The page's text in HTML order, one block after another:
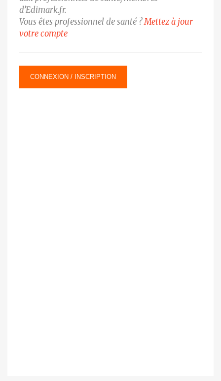
d’Edimark.fr.
Vous êtes professionnel de santé ?Mettez à jour
votre compte
CONNEXION / INSCRIPTION